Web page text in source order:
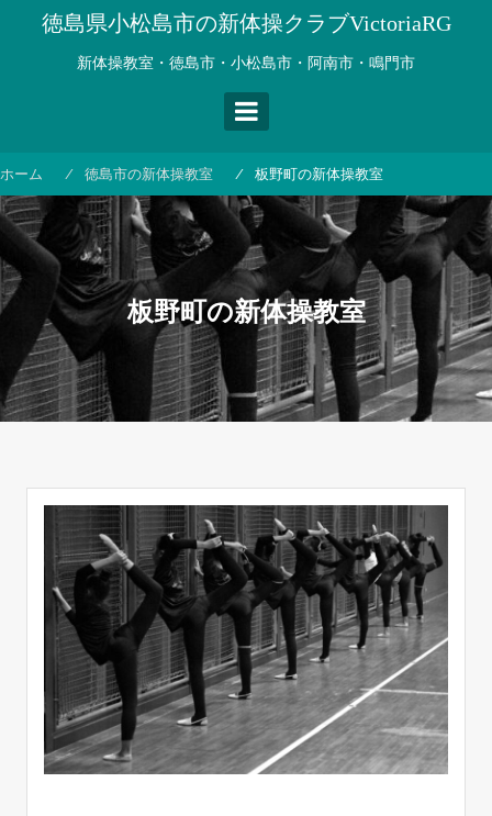
キ
ッ
プ
徳島県小松島市の新体操クラブVictoriaRG
新体操教室・徳島市・小松島市・阿南市・鳴門市
ホーム 徳島市の新体操教室 板野町の新体操教室
板野町の新体操教室